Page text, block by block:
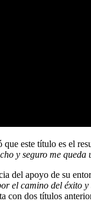
este título es el
y seguro me queda
del apoyo de su
el camino del éxito
con dos títulos